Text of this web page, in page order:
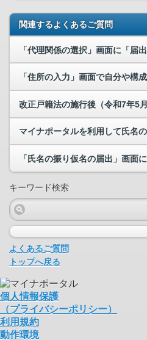
関連するよくあるご質問
キーワード検索
よくあるご質問
トップへ戻る
個人情報保護
（プライバシーポリシー）
利用規約
動作環境